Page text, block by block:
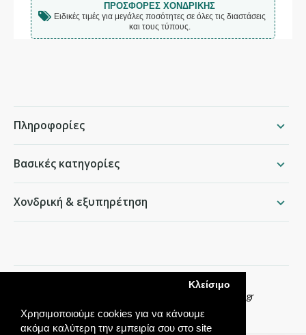
Χρησιμοποιούμε cookies για να κάνουμε
ακόμα καλύτερη την εμπειρία σου στο site
Κλείσιμο
ΠΡΟΣΦΟΡΈΣ ΧΟΝΔΡΙΚΉΣ
Ειδικές τιμές για μεγάλες ποσότητες σε όλες τις διαστάσεις
και τους τύπους.
Πληροφορίες
Βασικές κατηγορίες
Χονδρική & εξυπηρέτηση
info@packing.gr